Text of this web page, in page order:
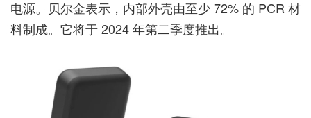
电源。贝尔金表示，内部外壳由至少 72% 的 PCR 材
料制成。它将于 2024 年第二季度推出。